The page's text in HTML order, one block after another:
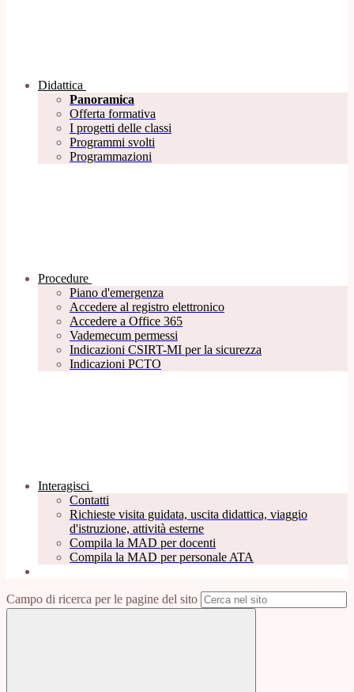
Didattica
Panoramica
Offerta formativa
I progetti delle classi
Programmi svolti
Programmazioni
Procedure
Piano d'emergenza
Accedere al registro elettronico
Accedere a Office 365
Vademecum permessi
Indicazioni CSIRT-MI per la sicurezza
Indicazioni PCTO
Interagisci
Contatti
Richieste visita guidata, uscita didattica, viaggio
d'istruzione, attività esterne
Compila la MAD per docenti
Compila la MAD per personale ATA
Campo di ricerca per le pagine del sito